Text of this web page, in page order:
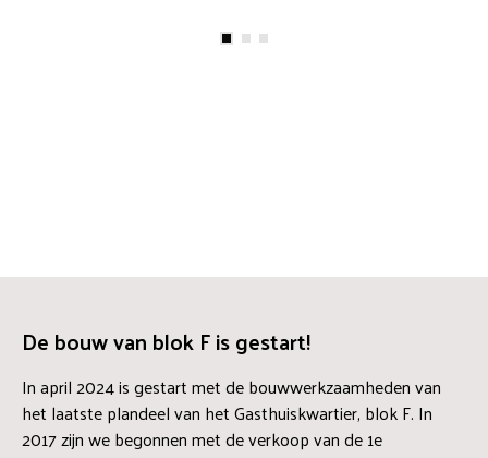
De bouw van blok F is gestart!
In april 2024 is gestart met de bouwwerkzaamheden van
het laatste plandeel van het Gasthuiskwartier, blok F. In
2017 zijn we begonnen met de verkoop van de 1e